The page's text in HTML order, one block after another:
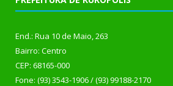
End.: Rua 10 de Maio, 263
Bairro: Centro
CEP: 68165-000
Fone: (93) 3543-1906 / (93) 99188-2170